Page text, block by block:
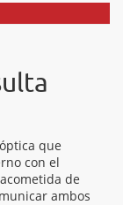
que
con el
de
ambos